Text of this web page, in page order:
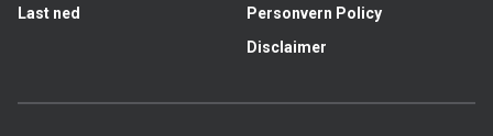
Last ned
Personvern Policy
Disclaimer